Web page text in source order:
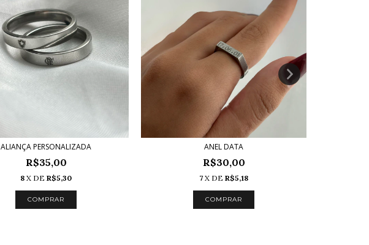
ALIANÇA PERSONALIZADA
R$35,00
8 X DE R$5,30
COMPRAR
ANEL DATA
R$30,00
7 X DE R$5,18
COMPRAR